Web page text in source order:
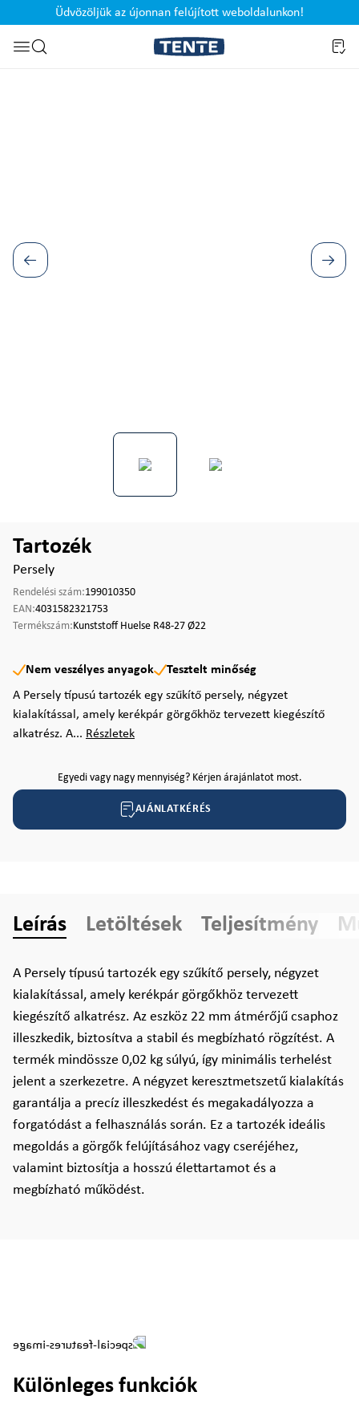
Ugrás a kereséshez
Üdvözöljük az újonnan felújított weboldalunkon!
Tartozék
Persely
Rendelési szám:199010350
EAN:4031582321753
Termékszám:Kunststoff Huelse R48-27 Ø22
Nem veszélyes anyagok
Tesztelt minőség
A Persely típusú tartozék egy szűkítő persely, négyzet
kialakítással, amely kerékpár görgőkhöz tervezett kiegészítő
alkatrész. A... Részletek
Egyedi vagy nagy mennyiség? Kérjen árajánlatot most.
AJÁNLATKÉRÉS
Leírás Letöltések Teljesítmény
A Persely típusú tartozék egy szűkítő persely, négyzet
kialakítással, amely kerékpár görgőkhöz tervezett
kiegészítő alkatrész. Az eszköz 22 mm átmérőjű csaphoz
illeszkedik, biztosítva a stabil és megbízható rögzítést. A
termék mindössze 0,02 kg súlyú, így minimális terhelést
jelent a szerkezetre. A négyzet keresztmetszetű kialakítás
garantálja a precíz illeszkedést és megakadályozza a
forgatódást a felhasználás során. Ez a tartozék ideális
megoldás a görgők felújításához vagy cseréjéhez,
valamint biztosítja a hosszú élettartamot és a
megbízható működést.
Különleges funkciók